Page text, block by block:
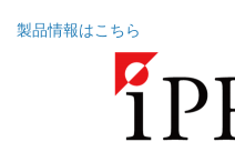
製品情報はこちら